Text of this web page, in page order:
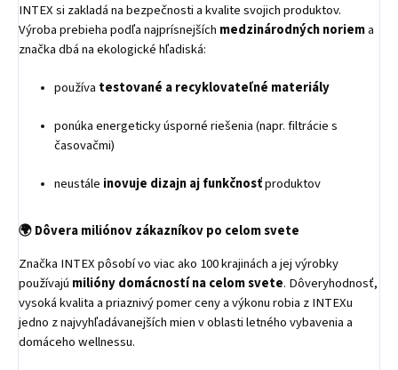
INTEX si zakladá na bezpečnosti a kvalite svojich produktov.
Výroba prebieha podľa najprísnejších medzinárodných noriema
značka dbá na ekologické hľadiská:
používa testované a recyklovateľné materiály
ponúka energeticky úsporné riešenia (napr. filtrácie s
časovačmi)
neustále inovuje dizajn aj funkčnosťproduktov
🌍Dôvera miliónov zákazníkov po celom svete
Značka INTEX pôsobí vo viac ako 100 krajinách a jej výrobky
používajú milióny domácností na celom svete. Dôveryhodnosť,
vysoká kvalita a priaznivý pomer ceny a výkonu robia z INTEXu
jedno z najvyhľadávanejších mien v oblasti letného vybavenia a
domáceho wellnessu.